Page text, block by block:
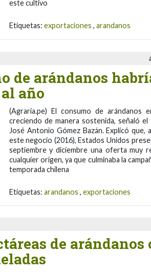
este cultivo
Etiquetas: exportaciones , arandanos
de arándanos
año
(Agraria.pe) El consumo de arándanos
creciendo de manera sostenida, señaló
José Antonio Gómez Bazán. Explicó que,
este negocio (2016), Estados Unidos
septiembre y diciembre una oferta muy
cualquier origen, ya que culminaba la
temporada chilena
Etiquetas: arandanos , exportaciones
de arándanos